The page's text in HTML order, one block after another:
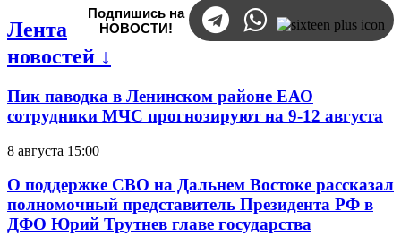
Подпишись на
НОВОСТИ!
Лента
новостей ↓
Пик паводка в Ленинском районе ЕАО
сотрудники МЧС прогнозируют на 9-12 августа
8 августа 15:00
О поддержке СВО на Дальнем Востоке рассказал
полномочный представитель Президента РФ в
ДФО Юрий Трутнев главе государства